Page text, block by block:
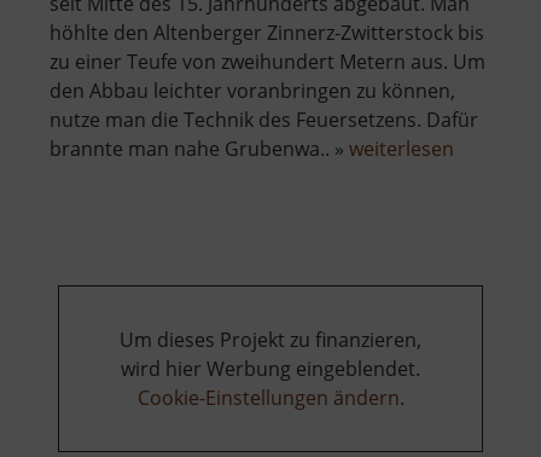
höhlte den Altenberger Zinnerz-Zwitterstock bis
zu einer Teufe von zweihundert Metern aus. Um
den Abbau leichter voranbringen zu können,
nutze man die Technik des Feuersetzens. Dafür
brannte man nahe Grubenwa.. » weiterlesen
Um dieses Projekt zu finanzieren,
wird hier Werbung eingeblendet.
Cookie-Einstellungen ändern.